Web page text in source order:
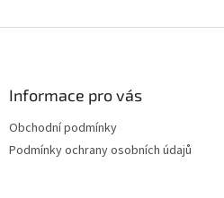
Informace pro vás
Obchodní podmínky
Podmínky ochrany osobních údajů